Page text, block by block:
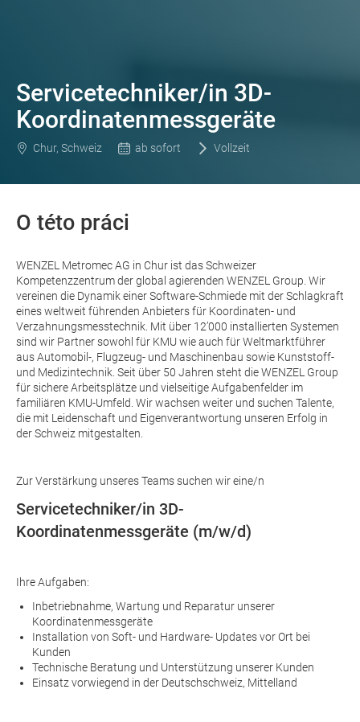
Servicetechniker/in 3D-
Koordinatenmessgeräte
Chur, Schweiz ab sofort Vollzeit
O této práci
WENZEL Metromec AG in Chur ist das Schweizer
Kompetenzzentrum der global agierenden WENZEL Group. Wir
vereinen die Dynamik einer Software-Schmiede mit der Schlagkraft
eines weltweit führenden Anbieters für Koordinaten- und
Verzahnungsmesstechnik. Mit über 12’000 installierten Systemen
sind wir Partner sowohl für KMU wie auch für Weltmarktführer
aus Automobil-, Flugzeug- und Maschinenbau sowie Kunststoff-
und Medizintechnik. Seit über 50 Jahren steht die WENZEL Group
für sichere Arbeitsplätze und vielseitige Aufgabenfelder im
familiären KMU-Umfeld. Wir wachsen weiter und suchen Talente,
die mit Leidenschaft und Eigenverantwortung unseren Erfolg in
der Schweiz mitgestalten.
Zur Verstärkung unseres Teams suchen wir eine/n
Servicetechniker/in 3D-
Koordinatenmessgeräte (m/w/d)
Ihre Aufgaben:
Inbetriebnahme, Wartung und Reparatur unserer
Koordinatenmessgeräte
Installation von Soft- und Hardware- Updates vor Ort bei
Kunden
Technische Beratung und Unterstützung unserer Kunden
Einsatz vorwiegend in der Deutschschweiz, Mittelland